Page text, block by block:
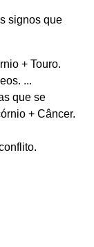
signos que
+ Touro.
...
que se
+ Câncer.